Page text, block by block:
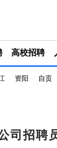
高校招聘
资阳 自贡
司招聘